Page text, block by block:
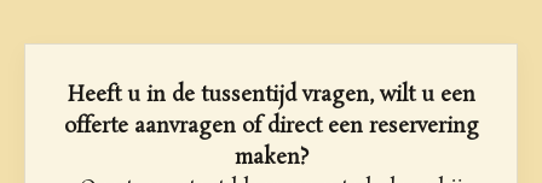
Heeft u in de tussentijd vragen, wilt u een
offerte aanvragen of direct een reservering
maken?